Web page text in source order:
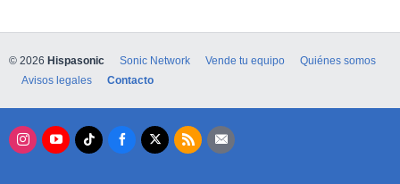
© 2026 Hispasonic Sonic Network Vende tu equipo
Quiénes somos
Avisos legales
Contacto